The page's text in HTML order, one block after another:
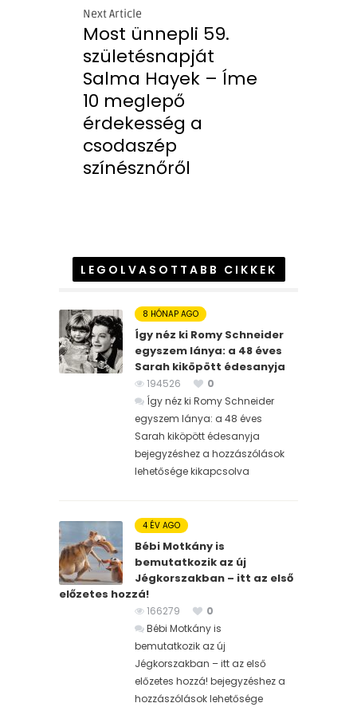
Next Article
Most ünnepli 59.
születésnapját
Salma Hayek – Íme
10 meglepő
érdekesség a
csodaszép
színésznőről
LEGOLVASOTTABB CIKKEK
8 HÓNAP AGO
Így néz ki Romy Schneider
egyszem lánya: a 48 éves
Sarah kiköpött édesanyja
194526
0
Így néz ki Romy Schneider
egyszem lánya: a 48 éves
Sarah kiköpött édesanyja
bejegyzéshez a hozzászólások
lehetősége kikapcsolva
4 ÉV AGO
Bébi Motkány is
bemutatkozik az új
Jégkorszakban – itt az első
előzetes hozzá!
166279
0
Bébi Motkány is
bemutatkozik az új
Jégkorszakban – itt az első
előzetes hozzá! bejegyzéshez a
hozzászólások lehetősége